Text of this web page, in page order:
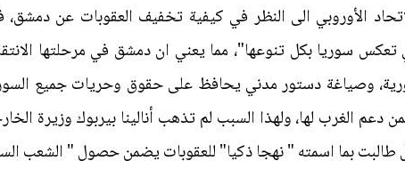
الأوروبي الى النظر في كيفية تخفيف العقوبات عن
سوريا بكل تنوعها"، مما يعني ان دمشق في مرحلتها
وصياغة دستور مدني يحافظ على حقوق وحريات جميع
دعم الغرب لها، ولهذا السبب لم تذهب أنالينا بيربوك وزيرة
طالبت بما اسمته " نهجا ذكيا" للعقوبات يضمن حصول " الشعب